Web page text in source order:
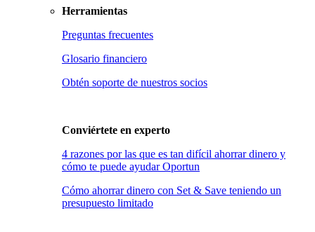
Herramientas
Preguntas frecuentes
Glosario financiero
Obtén soporte de nuestros socios
Conviértete en experto
4 razones por las que es tan difícil ahorrar dinero y
cómo te puede ayudar Oportun
Cómo ahorrar dinero con Set & Save teniendo un
presupuesto limitado